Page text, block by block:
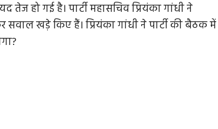
हो गई है। पार्टी महासचिव प्रियंका गांधी ने
खड़े किए हैं। प्रियंका गांधी ने पार्टी की बैठक में